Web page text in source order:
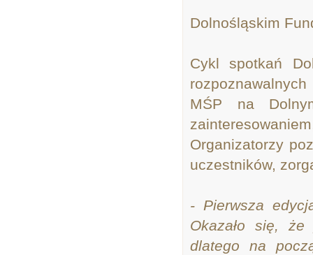
Dolnośląskim
Cykl spotkań
MŚP na
Organizatorzy
uczestników,
- Pierwsza
Okazało się,
dlatego na